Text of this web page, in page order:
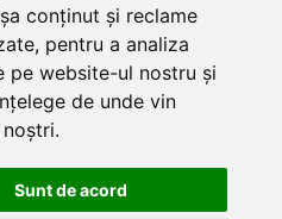
conținut și reclame
pentru a analiza
pe website-ul nostru și
de unde vin
Sunt de acord
Diverse
Cum aleg rolele
Cum aleg ochelarii
Ochelari de soare Oakley
Ochelari de soare Alpina